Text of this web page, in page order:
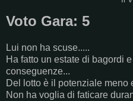
Voto Gara: 5
Lui non ha scuse.....
Ha fatto un estate di bagordi
conseguenze...
Del lotto è il potenziale meno
Non ha voglia di faticare